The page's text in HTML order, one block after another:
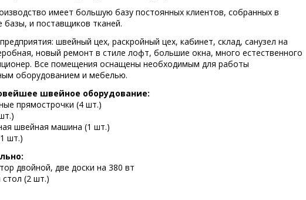
имеет большую базу постоянных клиентов, собранных в
базы, и поставщиков тканей.
швейный цех, раскройный цех, кабинет, склад, санузел на
новый ремонт в стиле лофт, большие окна, много естественного
Все помещения оснащены необходимым для работы
оборудованием и мебелью.
швейное оборудование:
прямострочки (4 шт.)
швейная машина (1 шт.)
шт.)
двойной, две доски на 380 вт
стол (2 шт.)